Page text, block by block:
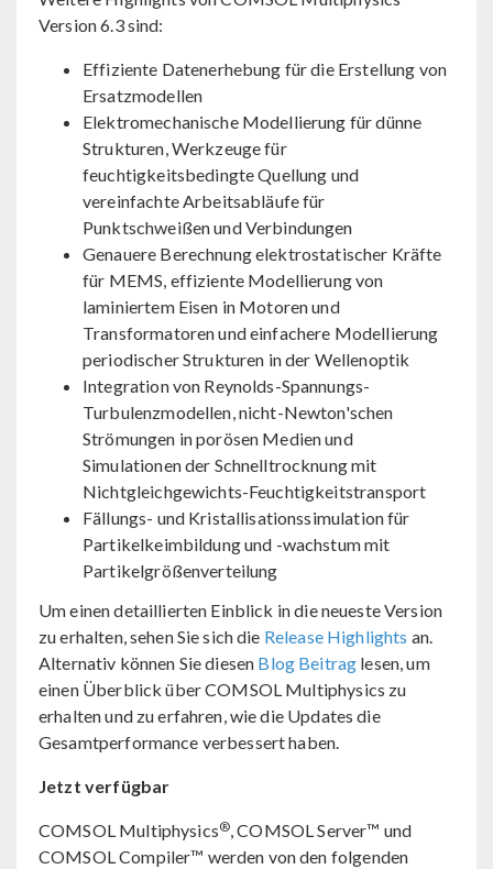
Version 6.3 sind:
Effiziente Datenerhebung für die Erstellung von
Ersatzmodellen
Elektromechanische Modellierung für dünne
Strukturen, Werkzeuge für
feuchtigkeitsbedingte Quellung und
vereinfachte Arbeitsabläufe für
Punktschweißen und Verbindungen
Genauere Berechnung elektrostatischer Kräfte
für MEMS, effiziente Modellierung von
laminiertem Eisen in Motoren und
Transformatoren und einfachere Modellierung
periodischer Strukturen in der Wellenoptik
Integration von Reynolds-Spannungs-
Turbulenzmodellen, nicht-Newton'schen
Strömungen in porösen Medien und
Simulationen der Schnelltrocknung mit
Nichtgleichgewichts-Feuchtigkeitstransport
Fällungs- und Kristallisationssimulation für
Partikelkeimbildung und -wachstum mit
Partikelgrößenverteilung
Um einen detaillierten Einblick in die neueste Version
zu erhalten, sehen Sie sich die Release Highlights an.
Alternativ können Sie diesen Blog Beitrag lesen, um
einen Überblick über COMSOL Multiphysics zu
erhalten und zu erfahren, wie die Updates die
Gesamtperformance verbessert haben.
Jetzt verfügbar
COMSOL Multiphysics® , COMSOL Server™ und
COMSOL Compiler™ werden von den folgenden